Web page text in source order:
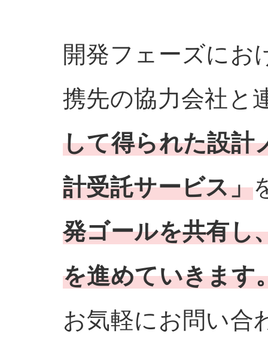
開発フェーズにお
携先の協力会社と
して得られた設計
計受託サービス」
発ゴールを共有し
を進めていきます
お気軽にお問い合